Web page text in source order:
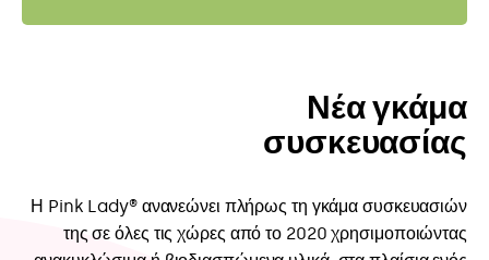
συσκευασίας
Η Pink Lady® ανανεώνει πλήρως τη γκάμα συσκευασιών
ανακυκλώσιμα ή βιοδιασπώμενα υλικά, στα πλαίσια ενός
οικολογικού σχεδιασμού.